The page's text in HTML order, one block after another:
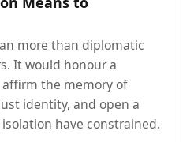
more than diplomatic
It would honour a
the memory of
identity, and open a
have constrained.